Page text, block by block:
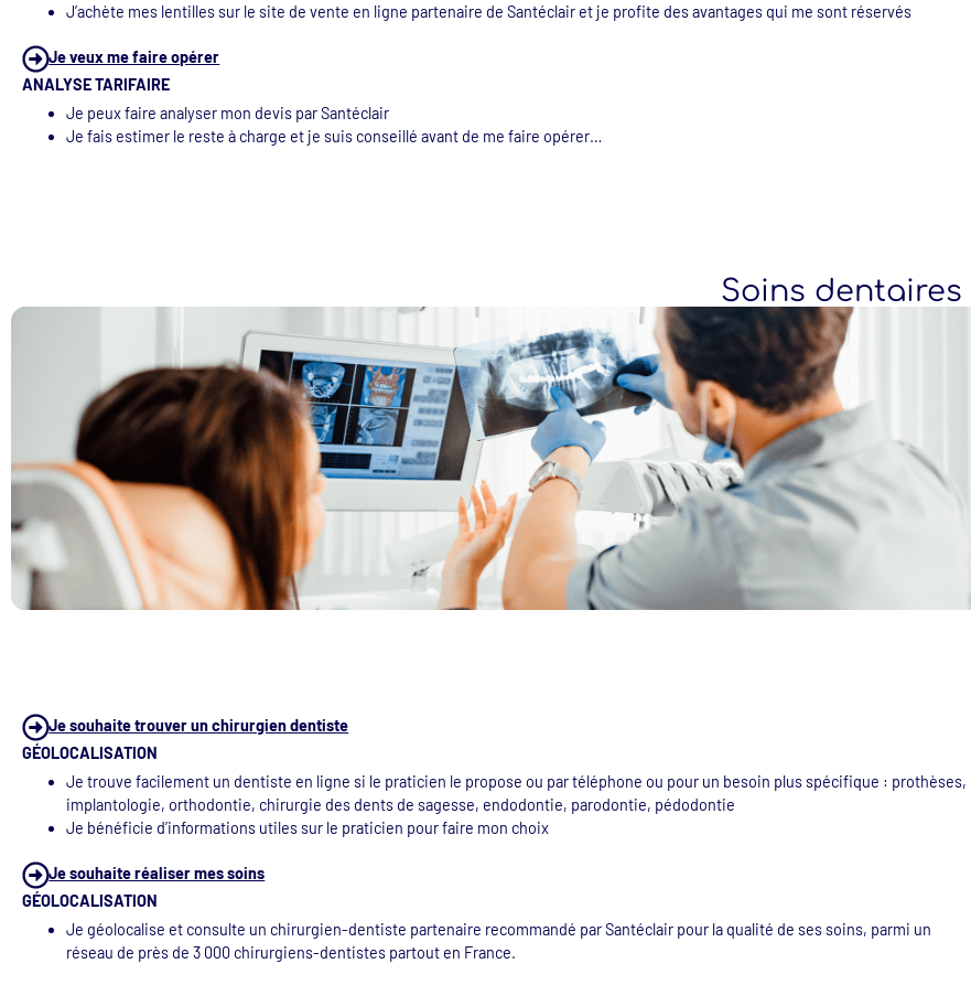
J’achète mes lentilles sur le site de vente en ligne partenaire de Santéclair et je profite des avantages qui me sont réservés
Je veux me faire opérer
ANALYSE TARIFAIRE
Je peux faire analyser mon devis par Santéclair
Je fais estimer le reste à charge et je suis conseillé avant de me faire opérer…
Soins dentaires
Je souhaite trouver un chirurgien dentiste
GÉOLOCALISATION
Je trouve facilement un dentiste en ligne si le praticien le propose ou par téléphone ou pour un besoin plus spécifique : prothèses,
implantologie, orthodontie, chirurgie des dents de sagesse, endodontie, parodontie, pédodontie
Je bénéficie d’informations utiles sur le praticien pour faire mon choix
Je souhaite réaliser mes soins
GÉOLOCALISATION
Je géolocalise et consulte un chirurgien-dentiste partenaire recommandé par Santéclair pour la qualité de ses soins, parmi un
réseau de près de 3 000 chirurgiens-dentistes partout en France.